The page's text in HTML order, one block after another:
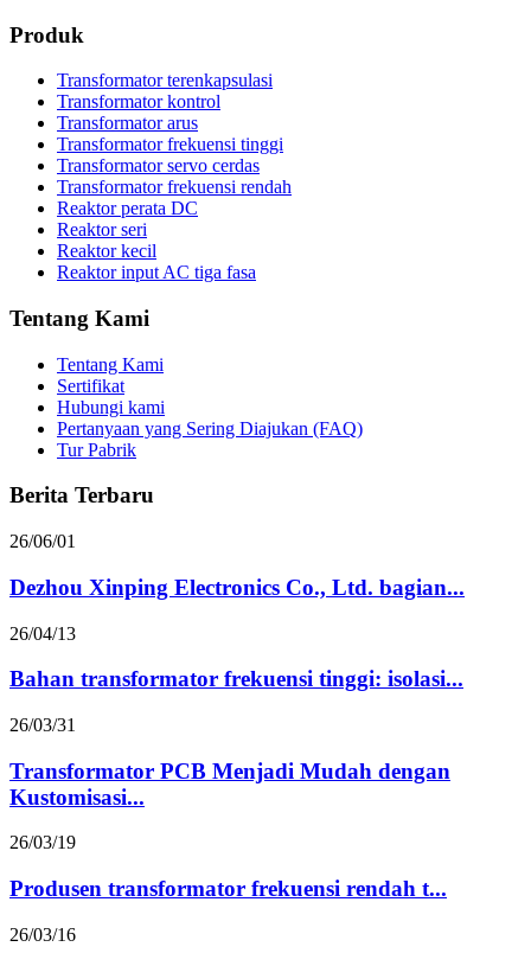
Produk
Transformator terenkapsulasi
Transformator kontrol
Transformator arus
Transformator frekuensi tinggi
Transformator servo cerdas
Transformator frekuensi rendah
Reaktor perata DC
Reaktor seri
Reaktor kecil
Reaktor input AC tiga fasa
Tentang Kami
Tentang Kami
Sertifikat
Hubungi kami
Pertanyaan yang Sering Diajukan (FAQ)
Tur Pabrik
Berita Terbaru
26/06/01
Dezhou Xinping Electronics Co., Ltd. bagian...
26/04/13
Bahan transformator frekuensi tinggi: isolasi...
26/03/31
Transformator PCB Menjadi Mudah dengan
Kustomisasi...
26/03/19
Produsen transformator frekuensi rendah t...
26/03/16